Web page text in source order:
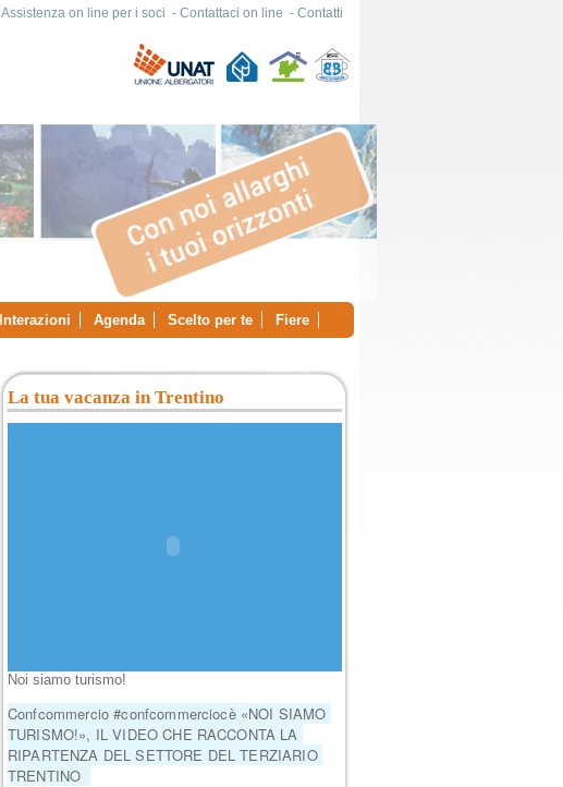
Assistenza on line per i soci - Contattaci on line - Contatti
Interazioni Agenda Scelto per te Fiere
La tua vacanza in Trentino
Noi siamo turismo!
Confcommercio #confcommerciocè «NOI SIAMO
TURISMO!», IL VIDEO CHE RACCONTA LA
RIPARTENZA DEL SETTORE DEL TERZIARIO
TRENTINO